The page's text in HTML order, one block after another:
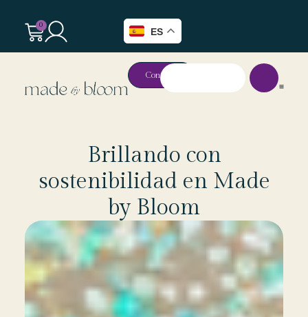
ES
0
Contacto
Brillando con
sostenibilidad en Made
by Bloom